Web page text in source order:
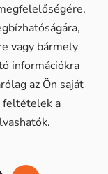
vagy bármely
információkra
az Ön saját
feltételek a